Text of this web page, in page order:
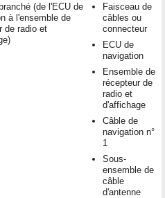
(de l'ECU de
à l'ensemble de
de radio et
Faisceau de
câbles ou
connecteur
ECU de
navigation
Ensemble de
récepteur de
radio et
d'affichage
Câble de
navigation n°
1
Sous-
ensemble de
câble
d'antenne